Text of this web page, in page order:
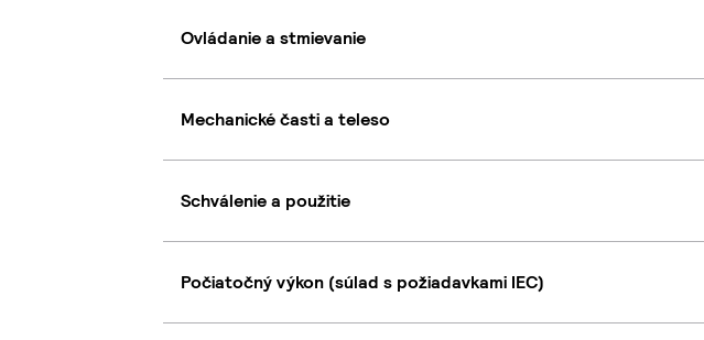
Ovládanie a stmievanie
Mechanické časti a teleso
Schválenie a použitie
Počiatočný výkon (súlad s požiadavkami IEC)